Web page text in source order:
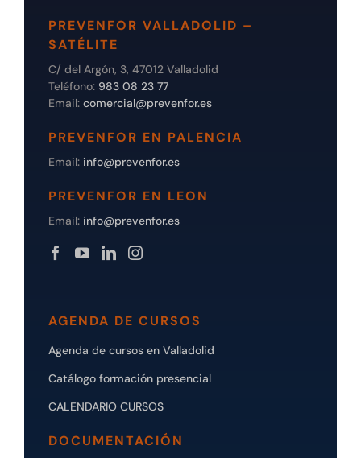
PREVENFOR VALLADOLID –
SATÉLITE
C/ del Argón, 3, 47012 Valladolid
Teléfono: 983 08 23 77
Email: comercial@prevenfor.es
PREVENFOR EN PALENCIA
Email: info@prevenfor.es
PREVENFOR EN LEON
Email: info@prevenfor.es
AGENDA DE CURSOS
Agenda de cursos en Valladolid
Catálogo formación presencial
CALENDARIO CURSOS
DOCUMENTACIÓN